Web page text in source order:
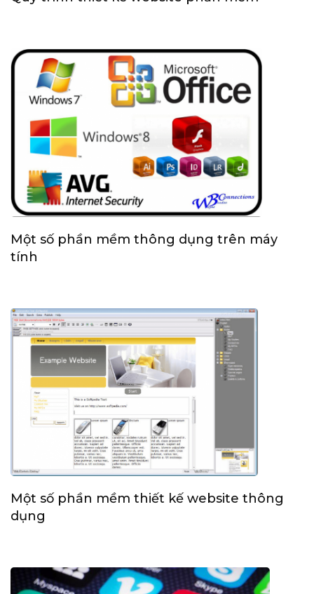
Một số phần mềm thông dụng trên máy
tính
Một số phần mềm thiết kế website thông
dụng